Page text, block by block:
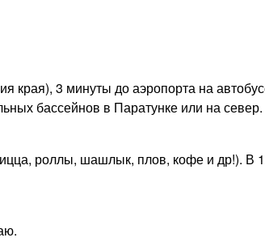
края), 3 минуты до аэропорта на
бассейнов в Паратунке или на север.
роллы, шашлык, плов, кофе и др!). В